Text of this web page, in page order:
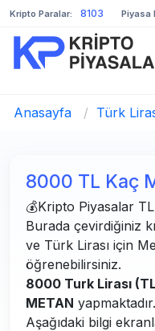
Kripto Paralar: 8103 Piyasa
Anasayfa / Türk
8000 TL Kaç
💰Kripto Piyasalar
Burada çevirdiğiniz
ve Türk Lirası için
öğrenebilirsiniz.
8000 Turk Lirası
METAN yapmaktadır.
Aşağıdaki bilgi